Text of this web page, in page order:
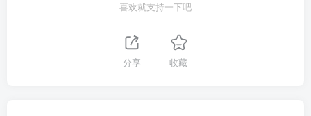
喜欢就支持一下吧
分享 收藏